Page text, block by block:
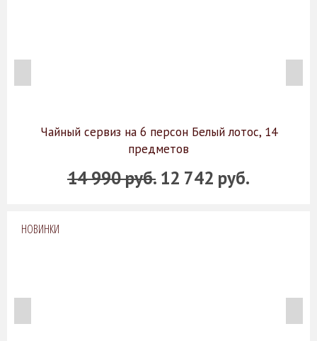
Чайный сервиз на 6 персон Белый лотос, 14
предметов
14 990 руб. 12 742 руб.
НОВИНКИ